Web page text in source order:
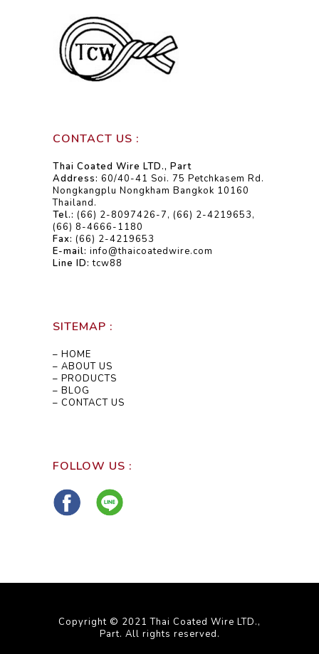
CONTACT US :
Thai Coated Wire LTD., Part
Address: 60/40-41 Soi. 75 Petchkasem Rd.
Nongkangplu Nongkham Bangkok 10160
Thailand.
Tel.: (66) 2-8097426-7, (66) 2-4219653,
(66) 8-4666-1180
Fax: (66) 2-4219653
E-mail: info@thaicoatedwire.com
Line ID: tcw88
SITEMAP :
– HOME
– ABOUT US
– PRODUCTS
– BLOG
– CONTACT US
FOLLOW US :
Copyright © 2021 Thai Coated Wire LTD.,
Part. All rights reserved.